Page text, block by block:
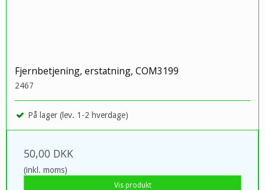
Fjernbetjening, erstatning, COM3199
2467
På lager (lev. 1-2 hverdage)
50,00 DKK
(inkl. moms)
Vis produkt